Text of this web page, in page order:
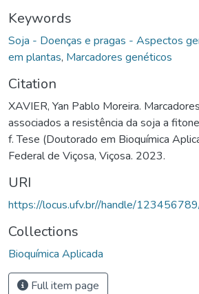
Keywords
Soja - Doenças e pragas - Aspectos
em plantas, Marcadores genéticos
Citation
XAVIER, Yan Pablo Moreira.
associados a resistência da soja a
f. Tese (Doutorado em Bioquímica
Federal de Viçosa, Viçosa. 2023.
URI
https://locus.ufv.br//handle/
Collections
Bioquímica Aplicada
Full item page